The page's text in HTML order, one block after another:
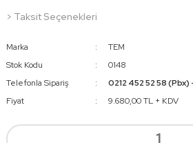
> Taksit Seçenekleri
Marka
TEM
Stok Kodu
0148
Telefonla Sipariş
0212 452 52 58
Fiyat
9.680,00 TL + KDV